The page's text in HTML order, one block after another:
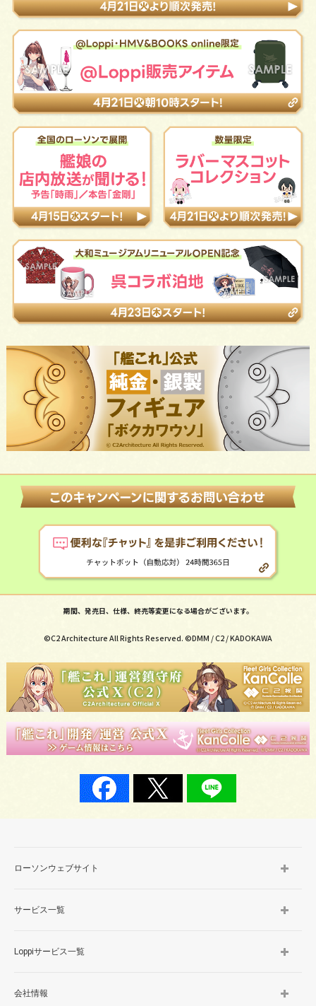
期間、発売日、仕様、終売等変更になる場合がございます。
©C2 Architecture All Rights Reserved. ©DMM / C2 / KADOKAWA
ローソンウェブサイト
サービス一覧
Loppiサービス一覧
会社情報